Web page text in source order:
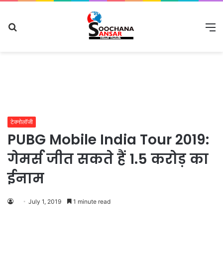
टेक्नोलॉजी
PUBG Mobile India Tour 2019:
गेमर्स जीत सकते हैं 1.5 करोड़ का
ईनाम
July 1, 2019 1 minute read